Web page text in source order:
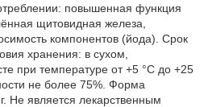
повышенная функция
щитовидная железа,
компонентов (йода). Срок
хранения: в сухом,
при температуре от +5 °C до +25
не более 75%. Форма
Не является лекарственным